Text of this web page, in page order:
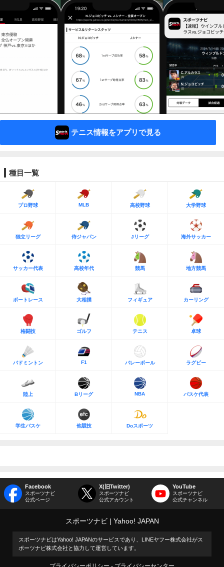
テニス情報をアプリで見る
種目一覧
プロ野球 MLB 高校野球 大学野球
独立リーグ 侍ジャパン Jリーグ 海外サッカー
サッカー代表 高校年代 競馬 地方競馬
ボートレース 大相撲 フィギュア カーリング
格闘技 ゴルフ テニス 卓球
バドミントン F1 バレーボール ラグビー
陸上 Bリーグ NBA バスケ代表
学生バスケ 他競技 Doスポーツ
Facebook
スポーツナビ
公式ページ
X(旧Twitter)
スポーツナビ
公式アカウント
YouTube
スポーツナビ
公式チャンネル
スポーツナビ Yahoo! JAPAN
スポーツナビはYahoo! JAPANのサービスであり、LINEヤフー株式会社がス
ポーツナビ株式会社と協力して運営しています。